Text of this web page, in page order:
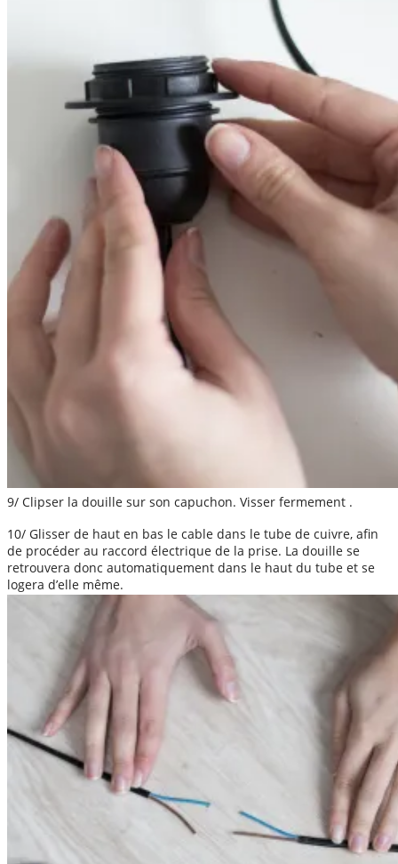
9/ Clipser la douille sur son capuchon. Visser fermement .
10/ Glisser de haut en bas le cable dans le tube de cuivre, afin
de procéder au raccord électrique de la prise. La douille se
retrouvera donc automatiquement dans le haut du tube et se
logera d’elle même.